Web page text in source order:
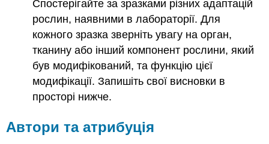
атрибуція
Спостерігайте за зразками різних адаптацій
рослин, наявними в лабораторії. Для
кожного зразка зверніть увагу на орган,
тканину або інший компонент рослини, який
був модифікований, та функцію цієї
модифікації. Запишіть свої висновки в
просторі нижче.
Автори та атрибуція